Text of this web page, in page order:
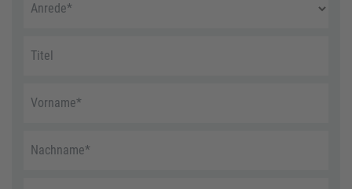
Anrede*
Titel
Vorname*
Nachname*